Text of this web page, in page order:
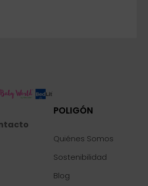
POLIGÓN
Quiénes Somos
Sostenibilidad
Blog